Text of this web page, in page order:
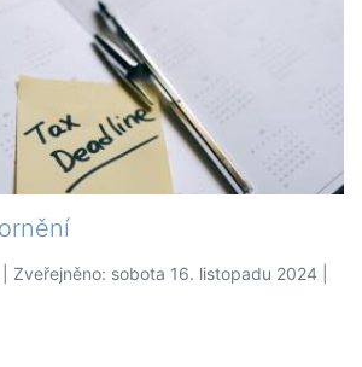
| Zveřejněno: sobota 16. listopadu 2024 |